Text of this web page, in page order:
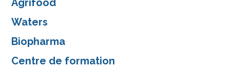
Agrifood
Waters
Biopharma
Centre de formation